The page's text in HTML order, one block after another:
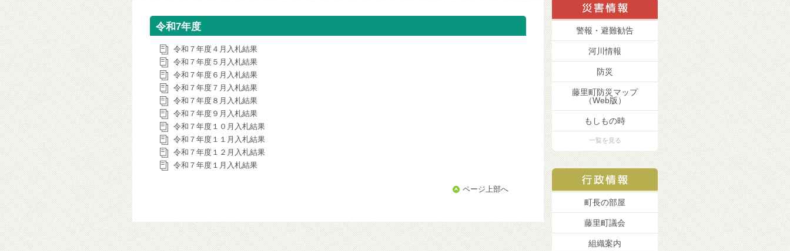
令和7年度
令和７年度４月入札結果
令和７年度５月入札結果
令和７年度６月入札結果
令和７年度７月入札結果
令和７年度８月入札結果
令和７年度９月入札結果
令和７年度１０月入札結果
令和７年度１１月入札結果
令和７年度１２月入札結果
令和７年度１月入札結果
ページ上部へ
警報・避難勧告
河川情報
防災
藤里町防災マップ
（Web版）
もしもの時
一覧を見る
町長の部屋
藤里町議会
組織案内